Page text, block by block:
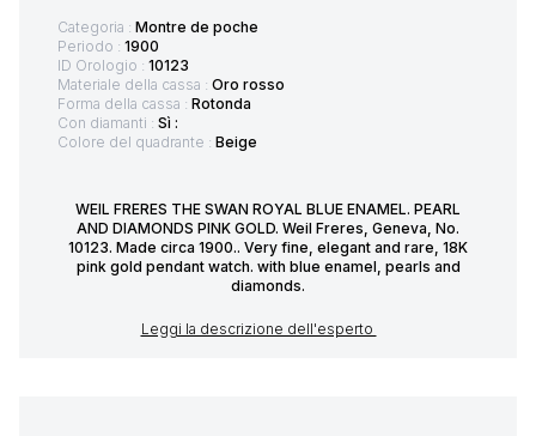
Categoria : Montre de poche
Periodo : 1900
ID Orologio : 10123
Materiale della cassa : Oro rosso
Forma della cassa : Rotonda
Con diamanti : Sì :
Colore del quadrante : Beige
WEIL FRERES THE SWAN ROYAL BLUE ENAMEL. PEARL
AND DIAMONDS PINK GOLD. Weil Freres, Geneva, No.
10123. Made circa 1900.. Very fine, elegant and rare, 18K
pink gold pendant watch. with blue enamel, pearls and
diamonds.
Leggi la descrizione dell'esperto